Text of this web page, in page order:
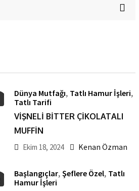
Dünya Mutfağı, Tatlı Hamur İşleri,
Tatlı Tarifi
VİŞNELİ BİTTER ÇİKOLATALI
MUFFİN
Ekim 18, 2024 Kenan Özman
Başlangıçlar, Şeflere Özel, Tatlı
Hamur İşleri